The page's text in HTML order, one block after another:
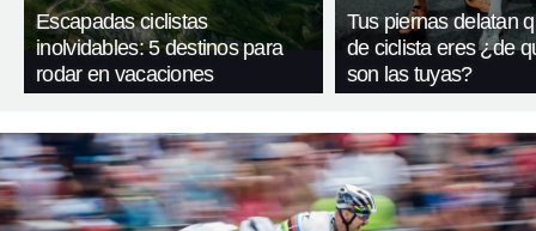
Escapadas ciclistas
inolvidables: 5 destinos para
rodar en vacaciones
Tus piernas delatan
de ciclista eres ¿de
son las tuyas?